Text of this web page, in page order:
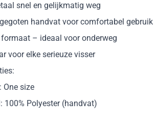
snel en gelijkmatig weg
handvat voor comfortabel gebruik
– ideaal voor onderweg
voor elke serieuze visser
One size
100% Polyester (handvat)